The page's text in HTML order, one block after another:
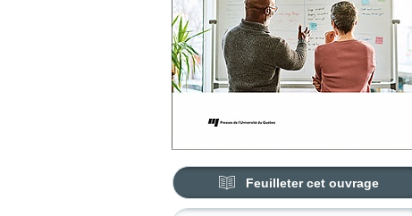
Feuilleter cet ouvrage